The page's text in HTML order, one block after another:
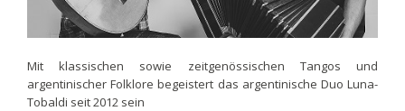
Mit klassischen sowie zeitgenössischen Tangos und
argentinischer Folklore begeistert das argentinische Duo Luna-
Tobaldi seit 2012 sein